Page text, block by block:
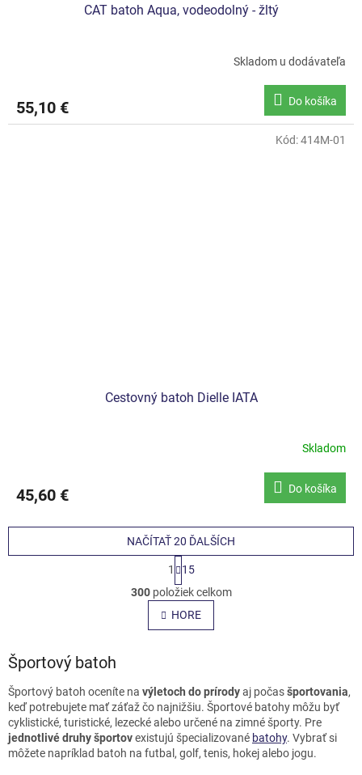
CAT batoh Aqua, vodeodolný - žltý
Skladom u dodávateľa
55,10 € Do košíka
Cestovný batoh Dielle IATA
Skladom
45,60 € Do košíka
Kód:414M-01
O
v
l
á
i
e
p
r
v
NAČÍTAŤ 20 ĎALŠÍCH
S
t
r
á
n
k
n
i
e
1
15
300položiek celkom
HORE
Športový batoh
Športový batoh oceníte na výletoch do prírodyaj počasšportovania,
keď potrebujete mať záťaž čo najnižšiu. Športové batohy môžu byť
cyklistické, turistické, lezecké alebo určené na zimné športy. Pre
jednotlivé druhy športovexistujú špecializované batohy. Vybrať si
môžete napríklad batoh na futbal, golf, tenis, hokej alebo jogu.